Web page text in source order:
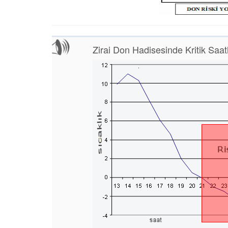
Zirai Don Hadisesinde Kritik